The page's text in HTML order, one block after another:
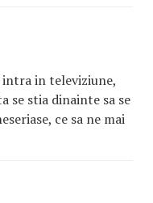
intra in televiziune,
se stia dinainte sa se
ce sa ne mai